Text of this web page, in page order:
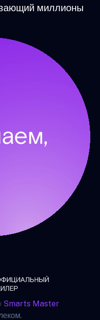
миллионы
Smarts Master